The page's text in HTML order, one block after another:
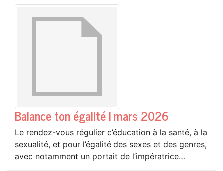
Balance ton égalité ! mars 2026
Le rendez-vous régulier d’éducation à la santé, à la
sexualité, et pour l’égalité des sexes et des genres,
avec notamment un portait de l’impératrice…